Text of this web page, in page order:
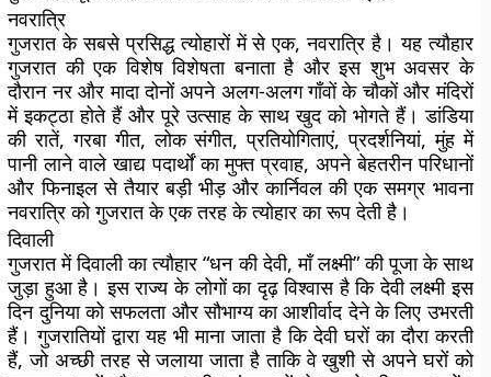
नवरात्रि
गुजरात के सबसे प्रसिद्ध त्योहारों में से एक, नवरात्रि है। यह त्यौहार
गुजरात की एक विशेष विशेषता बनाता है और इस शुभ अवसर के
दौरान नर और मादा दोनों अपने अलग-अलग गाँवों के चौकों और मंदिरों
में इकट्ठा होते हैं और पूरे उत्साह के साथ खुद को भोगते हैं। डांडिया
की रातें, गरबा गीत, लोक संगीत, प्रतियोगिताएं, प्रदर्शनियां, मुंह में
पानी लाने वाले खाद्य पदार्थों का मुफ्त प्रवाह, अपने बेहतरीन परिधानों
और फिनाइल से तैयार बड़ी भीड़ और कार्निवल की एक समग्र भावना
नवरात्रि को गुजरात के एक तरह के त्योहार का रूप देती है।
दिवाली
गुजरात में दिवाली का त्यौहार “धन की देवी, माँ लक्ष्मी” की पूजा के साथ
जुड़ा हुआ है। इस राज्य के लोगों का दृढ़ विश्वास है कि देवी लक्ष्मी इस
दिन दुनिया को सफलता और सौभाग्य का आशीर्वाद देने के लिए उभरती
हैं। गुजरातियों द्वारा यह भी माना जाता है कि देवी घरों का दौरा करती
हैं, जो अच्छी तरह से जलाया जाता है ताकि वे खुशी से अपने घरों को